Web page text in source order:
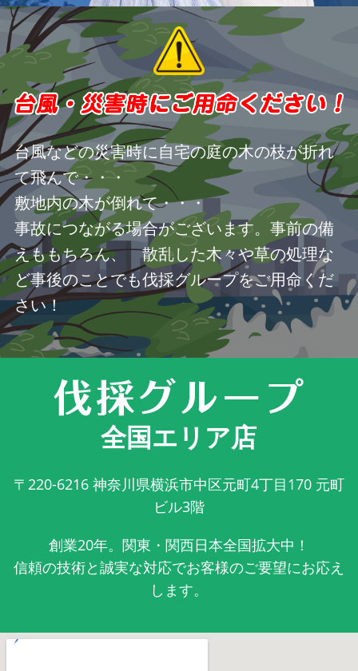
台風などの災害時に自宅の庭の木の枝が折れ
て飛んで・・・
敷地内の木が倒れて・・・
事故につながる場合がございます。事前の備
えももちろん、 散乱した木々や草の処理な
ど事後のことでも伐採グループをご用命くだ
さい！
全国エリア店
〒220-6216 神奈川県横浜市中区元町4丁目170 元町
ビル3階
創業20年。関東・関西日本全国拡大中！
信頼の技術と誠実な対応でお客様のご要望にお応え
します。